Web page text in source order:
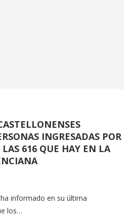
INGRESADAS POR
616 QUE HAY EN LA
informado en su última
los…